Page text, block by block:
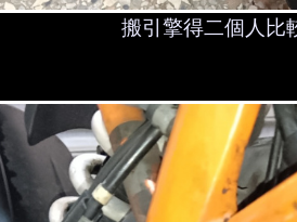
搬引擎得二個人比